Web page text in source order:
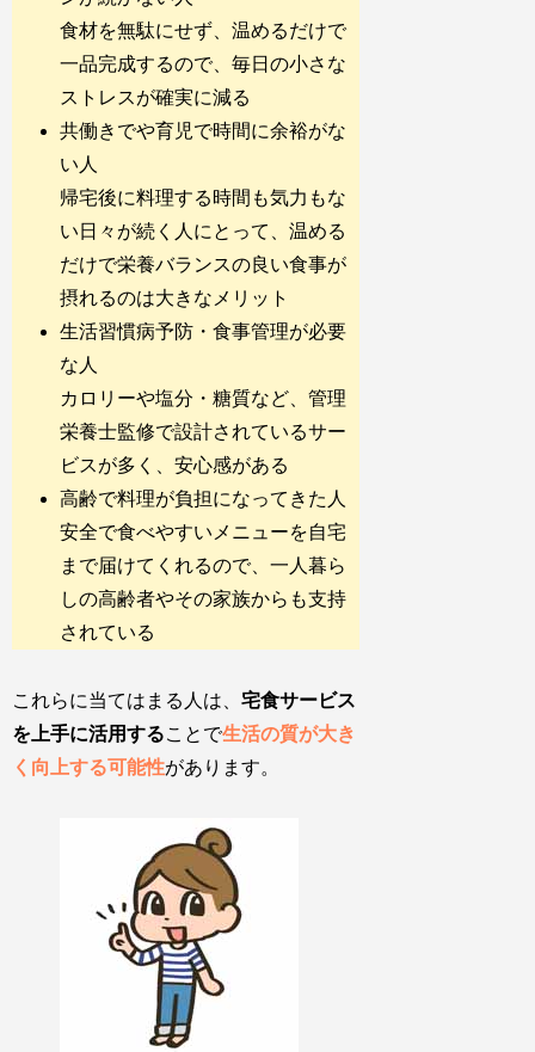
食材を無駄にせず、温めるだけで
一品完成するので、毎日の小さな
ストレスが確実に減る
共働きでや育児で時間に余裕がな
い人
帰宅後に料理する時間も気力もな
い日々が続く人にとって、温める
だけで栄養バランスの良い食事が
摂れるのは大きなメリット
生活習慣病予防・食事管理が必要
な人
カロリーや塩分・糖質など、管理
栄養士監修で設計されているサー
ビスが多く、安心感がある
高齢で料理が負担になってきた人
安全で食べやすいメニューを自宅
まで届けてくれるので、一人暮ら
しの高齢者やその家族からも支持
されている
これらに当てはまる人は、宅食サービス
を上手に活用することで生活の質が大き
く向上する可能性があります。